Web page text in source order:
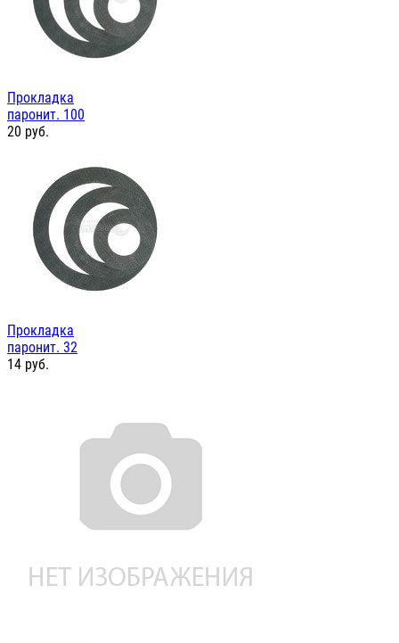
Прокладка
паронит. 100
20 руб.
Прокладка
паронит. 32
14 руб.